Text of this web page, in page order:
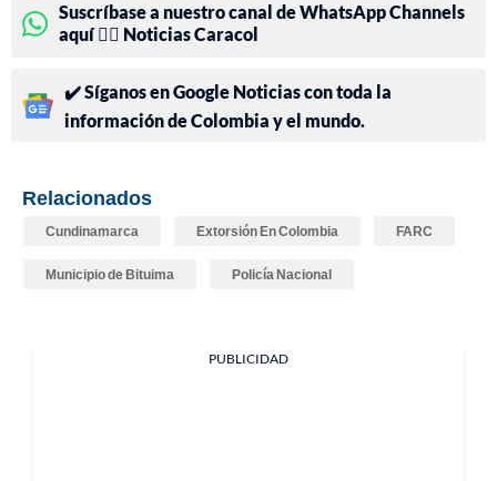
Suscríbase a nuestro canal de WhatsApp Channels
aquí 👉🏻 Noticias Caracol
✔️ Síganos en Google Noticias con toda la
información de Colombia y el mundo.
Relacionados
Cundinamarca Extorsión En Colombia FARC
Municipio de Bituima Policía Nacional
PUBLICIDAD